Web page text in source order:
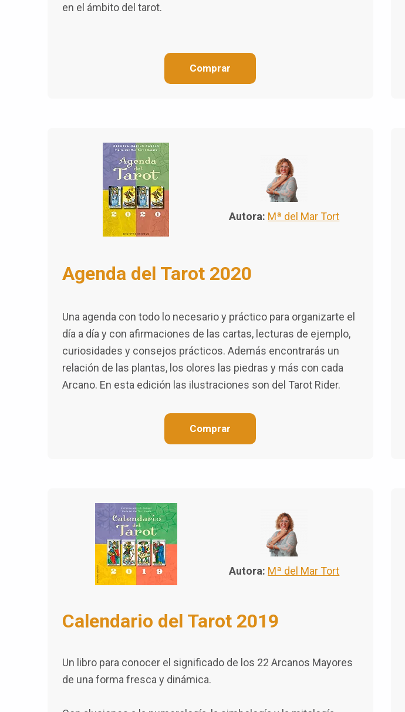
en el ámbito del tarot.
Comprar
Autora: Mª del Mar Tort
Agenda del Tarot 2020
Una agenda con todo lo necesario y práctico para organizarte el
día a día y con afirmaciones de las cartas, lecturas de ejemplo,
curiosidades y consejos prácticos. Además encontrarás un
relación de las plantas, los olores las piedras y más con cada
Arcano. En esta edición las ilustraciones son del Tarot Rider.
Comprar
Autora: Mª del Mar Tort
Calendario del Tarot 2019
Un libro para conocer el significado de los 22 Arcanos Mayores
de una forma fresca y dinámica.